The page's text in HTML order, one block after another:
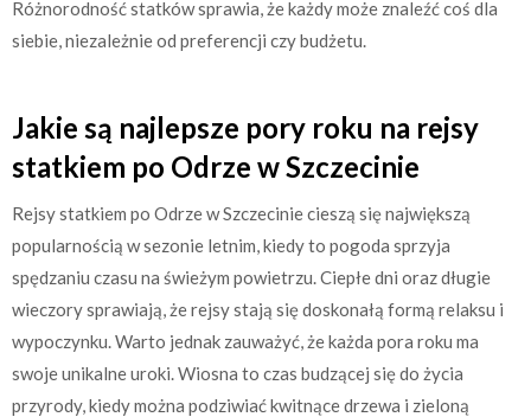
Różnorodność statków sprawia, że każdy może znaleźć coś dla
siebie, niezależnie od preferencji czy budżetu.
Jakie są najlepsze pory roku na rejsy
statkiem po Odrze w Szczecinie
Rejsy statkiem po Odrze w Szczecinie cieszą się największą
popularnością w sezonie letnim, kiedy to pogoda sprzyja
spędzaniu czasu na świeżym powietrzu. Ciepłe dni oraz długie
wieczory sprawiają, że rejsy stają się doskonałą formą relaksu i
wypoczynku. Warto jednak zauważyć, że każda pora roku ma
swoje unikalne uroki. Wiosna to czas budzącej się do życia
przyrody, kiedy można podziwiać kwitnące drzewa i zieloną